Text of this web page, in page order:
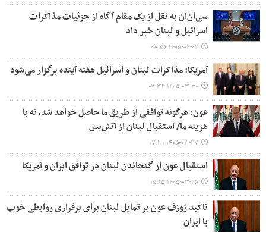
سی‎‌ان‌ان به نقل از یک مقام آگاه از جزئیات مذاکرات
اسرائیل و لبنان خبر داد
۱۴۰۵-۰۴-۰۲ ۰۸:۵۶
آمریکا: مذاکرات لبنان و اسرائیل هفته آینده برگزار می‌شود
۱۴۰۵-۰۳-۳۰ ۰۷:۳۴
عون: هرگونه توافقی از طریق ما حاصل خواهد شد، نه با
هزینه ما/ استقبال لبنان از آتش‌بس
۱۴۰۵-۰۳-۲۷ ۱۷:۳۱
استقبال عون از گنجاندن لبنان در توافق ایران و آمریکا
۱۴۰۵-۰۳-۲۵ ۱۵:۱۵
تاکید ژوزف عون بر تمایل لبنان برای برقراری روابطی خوب
با ایران